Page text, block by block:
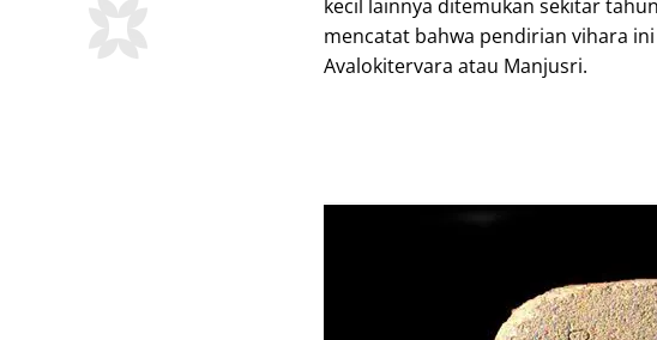
kecil lainnya ditemukan sekitar
mencatat bahwa pendirian vihara
Avalokitervara atau Manjusri.